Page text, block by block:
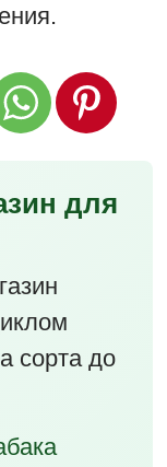
для
сорта до